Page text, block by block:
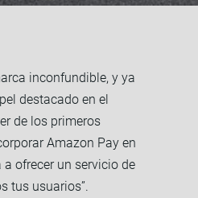
inconfundible, y ya
destacado en el
de los primeros
Amazon Pay en
a ofrecer un servicio de
tus usuarios”.